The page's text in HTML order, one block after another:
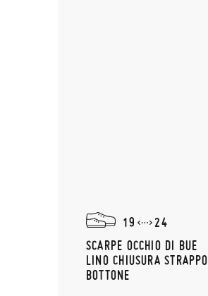
19
24
SCARPE OCCHIO DI BUE
LINO CHIUSURA STRAPPO
BOTTONE